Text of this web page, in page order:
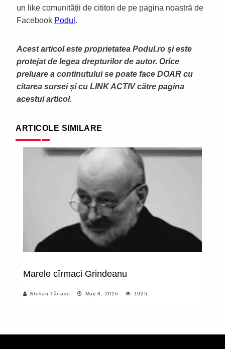
un like comunității de cititori de pe pagina noastră de
Facebook Podul .
Acest articol este proprietatea Podul.ro și este
protejat de legea drepturilor de autor. Orice
preluare a continutului se poate face DOAR cu
citarea sursei și cu LINK ACTIV către pagina
acestui articol.
ARTICOLE SIMILARE
Marele cîrmaci Grindeanu
Stelian Tănase May 8, 2026 1925